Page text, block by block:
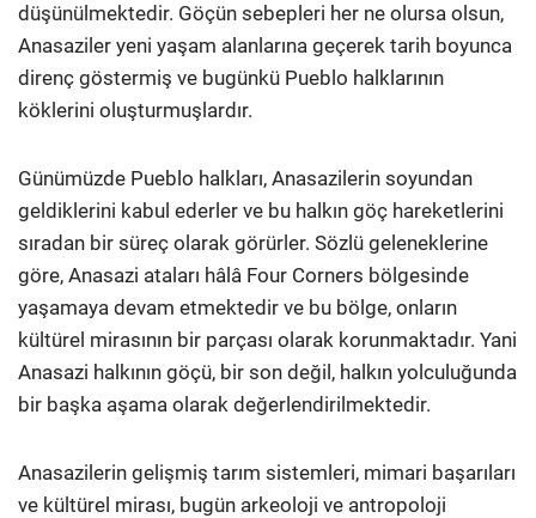
düşünülmektedir. Göçün sebepleri her ne olursa olsun,
Anasaziler yeni yaşam alanlarına geçerek tarih boyunca
direnç göstermiş ve bugünkü Pueblo halklarının
köklerini oluşturmuşlardır.
Günümüzde Pueblo halkları, Anasazilerin soyundan
geldiklerini kabul ederler ve bu halkın göç hareketlerini
sıradan bir süreç olarak görürler. Sözlü geleneklerine
göre, Anasazi ataları hâlâ Four Corners bölgesinde
yaşamaya devam etmektedir ve bu bölge, onların
kültürel mirasının bir parçası olarak korunmaktadır. Yani
Anasazi halkının göçü, bir son değil, halkın yolculuğunda
bir başka aşama olarak değerlendirilmektedir.
Anasazilerin gelişmiş tarım sistemleri, mimari başarıları
ve kültürel mirası, bugün arkeoloji ve antropoloji